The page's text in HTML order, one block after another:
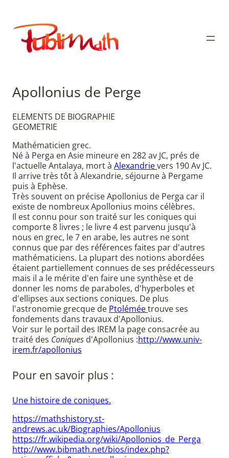
contenu
Publimath
Apollonius de Perge
ELEMENTS DE BIOGRAPHIE
GEOMETRIE
Mathématicien grec.
Né à Perga en Asie mineure en 282 av JC, prés de
l'actuelle Antalaya, mort à Alexandrievers 190 Av JC.
Il arrive très tôt à Alexandrie, séjourne à Pergame
puis à Ephèse.
Très souvent on précise Apollonius de Perga car il
existe de nombreux Apollonius moins célèbres.
Il est connu pour son traité sur les coniques qui
comporte 8 livres ; le livre 4 est parvenu jusqu'à
nous en grec, le 7 en arabe, les autres ne sont
connus que par des références faites par d'autres
mathématiciens. La plupart des notions abordées
étaient partiellement connues de ses prédécesseurs
mais il a le mérite d'en faire une synthèse et de
donner les noms de paraboles, d'hyperboles et
d'ellipses aux sections coniques. De plus
l'astronomie grecque de Ptoléméetrouve ses
fondements dans travaux d'Apollonius.
Voir sur le portail des IREM la page consacrée au
traité des Coniques d'Apollonius :http://www.univ-
irem.fr/apollonius
Pour en savoir plus :
Une histoire de coniques.
https://mathshistory.st-
andrews.ac.uk/Biographies/Apollonius
https://fr.wikipedia.org/wiki/Apollonios_de_Perga
http://www.bibmath.net/bios/index.php?